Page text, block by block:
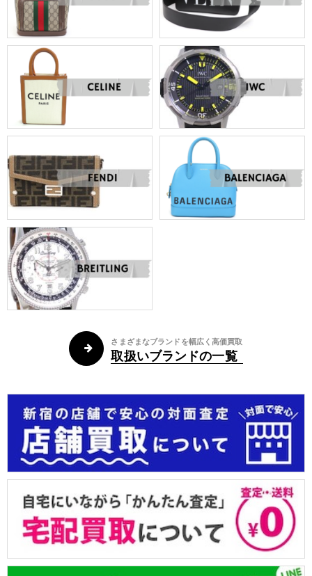
さまざまなブランドを幅広く高価買取
取扱いブランドの一覧